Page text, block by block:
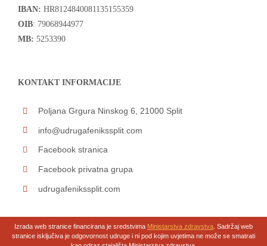
IBAN: HR8124840081135155359
OIB: 79068944977
MB: 5253390
KONTAKT INFORMACIJE
Poljana Grgura Ninskog 6, 21000 Split
info@udrugafenikssplit.com
Facebook stranica
Facebook privatna grupa
udrugafenikssplit.com
Izrada web stranice financirana je sredstvima Ministarstva zdravstva . Sadržaj web
stranice isključiva je odgovornost udruge i ni pod kojim uvjetima ne može se smatrati